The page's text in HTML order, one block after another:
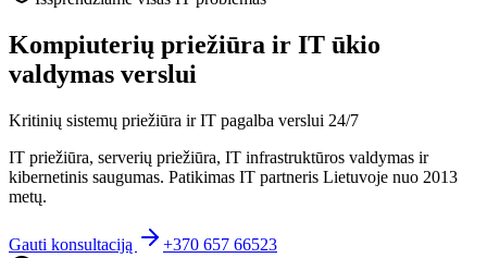
Kompiuterių priežiūra ir IT ūkio
valdymas verslui
Kritinių sistemų priežiūra ir IT pagalba verslui 24/7
IT priežiūra, serverių priežiūra, IT infrastruktūros valdymas ir
kibernetinis saugumas. Patikimas IT partneris Lietuvoje nuo 2013
metų.
Gauti konsultaciją
+370 657 66523